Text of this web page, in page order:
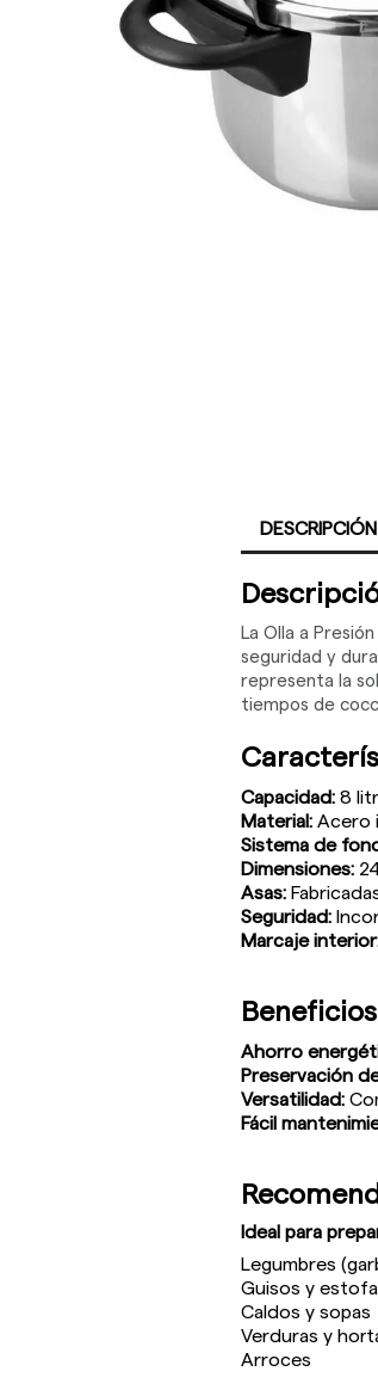
DESCRIPCIÓN
La Olla a
seguridad y
representa la
tiempos de
Capacidad:8
Material:Acero
Sistema de
Dimensiones:
Asas:
Seguridad:
Marcaje
Ahorro
Preservación
Versatilidad:
Fácil
Ideal para
Legumbres
Guisos y
Caldos y sopas
Verduras y
Arroces